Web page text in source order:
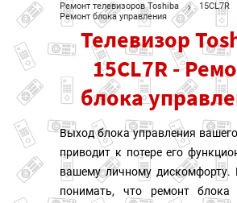
МОДЕЛИ TOSHIBA
НАШИ КОНТАКТЫ
Ремонт телевизоров Toshiba
15CL7R
Ремонт блока управления
Телевизор
15CL7R -
блока
Выход блока управления
приводит к потере его
вашему личному дискомфорту.
понимать, что ремонт блока